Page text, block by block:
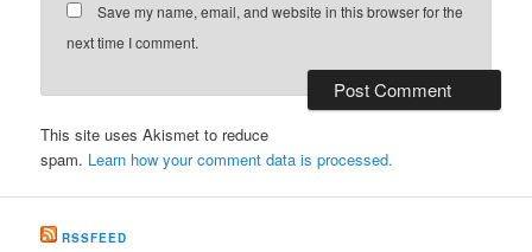
Save my name, email, and website in this browser for the
next time I comment.
This site uses Akismet to reduce
spam. Learn how your comment data is processed.
RSSFEED